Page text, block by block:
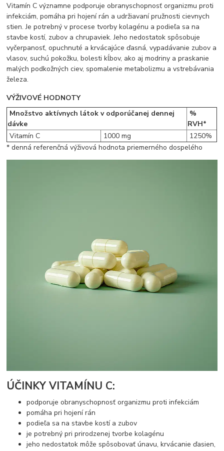
Vitamín C významne podporuje obranyschopnosť organizmu proti
infekciám, pomáha pri hojení rán a udržiavaní pružnosti cievnych
stien. Je potrebný v procese tvorby kolagénu a podieľa sa na
stavbe kostí, zubov a chrupaviek. Jeho nedostatok spôsobuje
vyčerpanosť, opuchnuté a krvácajúce ďasná, vypadávanie zubov a
vlasov, suchú pokožku, bolesti kĺbov, ako aj modriny a praskanie
malých podkožných ciev, spomalenie metabolizmu a vstrebávania
železa.
VÝŽIVOVÉ HODNOTY
Množstvo aktívnych látok v odporúčanej dennej
dávke
%
RVH*
Vitamín C
1000 mg
1250%
* denná referenčná výživová hodnota priemerného dospelého
ÚČINKY VITAMÍNU C:
podporuje obranyschopnosť organizmu proti infekciám
pomáha pri hojení rán
podieľa sa na stavbe kostí a zubov
je potrebný pri prirodzenej tvorbe kolagénu
jeho nedostatok môže spôsobovať únavu, krvácanie ďasien,